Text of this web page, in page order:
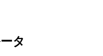
タ